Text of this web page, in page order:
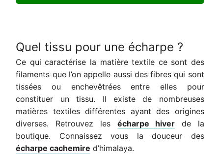
Quel tissu pour une écharpe ?
Ce qui caractérise la matière textile ce sont des
filaments que l’on appelle aussi des fibres qui sont
tissées ou enchevêtrées entre elles pour
constituer un tissu. Il existe de nombreuses
matières textiles différentes ayant des origines
diverses. Retrouvez les écharpe hiver de la
boutique. Connaissez vous la douceur des
écharpe cachemire d’himalaya.